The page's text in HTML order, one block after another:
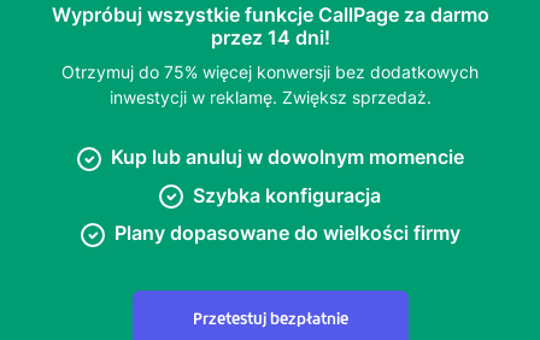
Wypróbuj wszystkie funkcje CallPage za darmo
przez 14 dni!
Otrzymuj do 75% więcej konwersji bez dodatkowych
inwestycji w reklamę. Zwiększ sprzedaż.
Kup lub anuluj w dowolnym momencie
Szybka konfiguracja
Plany dopasowane do wielkości firmy
Przetestuj bezpłatnie